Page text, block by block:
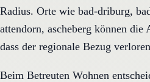
Radius. Orte wie bad-driburg,
attendorn, ascheberg können die
dass der regionale Bezug
Beim Betreuten Wohnen